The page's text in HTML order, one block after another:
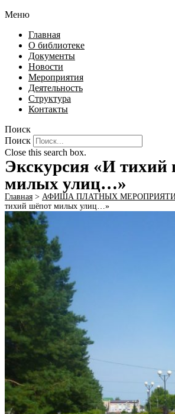
Меню
Главная
О библиотеке
Документы
Новости
Мероприятия
Деятельность
Структура
Контакты
Поиск
Поиск
Close this search box.
Экскурсия «И тихий
милых улиц…»
Главная > АФИША ПЛАТНЫХ
тихий шёпот милых улиц…»